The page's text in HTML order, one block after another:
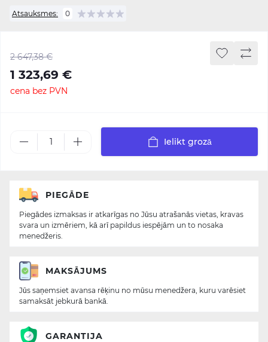
Atsauksmes: 0
2 647,38 €
1 323,69 €
cena bez PVN
Ielikt grozā
PIEGĀDE
Piegādes izmaksas ir atkarīgas no Jūsu atrašanās vietas, kravas
svara un izmēriem, kā arī papildus iespējām un to nosaka
menedžeris.
MAKSĀJUMS
Jūs saņemsiet avansa rēķinu no mūsu menedžera, kuru varēsiet
samaksāt jebkurā bankā.
GARANTIJA